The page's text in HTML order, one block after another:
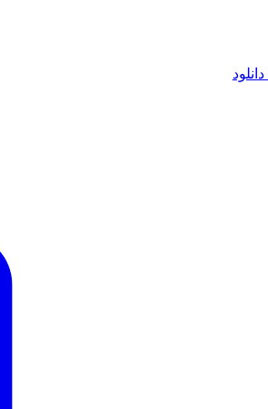
دانلود